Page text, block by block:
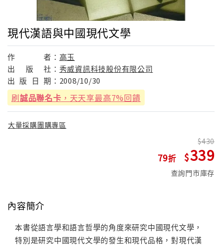
現代漢語與中國現代文學
作 者： 高玉
出
版 社： 秀威資訊科技股份有限公司
出 版 日 期： 2008/10/30
刷誠品聯名卡 ，天天享最高7%回饋
大量採購團購專區
79
430
339
查詢門市庫存
內容簡介
本書從語言學和語言哲學的角度來研究中國現代文學，
特別是研究中國現代文學的發生和現代品格，對現代漢